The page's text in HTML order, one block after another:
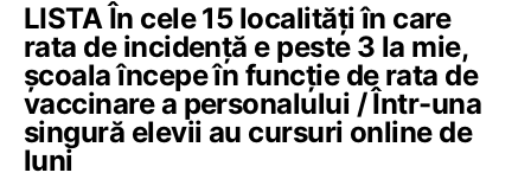
LISTA În cele 15 localități în care
rata de incidență e peste 3 la mie,
școala începe în funcție de rata de
vaccinare a personalului / Într-una
singură elevii au cursuri online de
luni